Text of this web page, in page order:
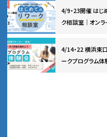
4/9・23開催 はじ
ク相談室｜オンラ
4/14・22 横浜東
ークプログラム体